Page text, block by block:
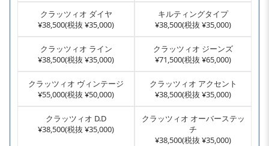
クラッツィオ ダイヤ
¥38,500(税抜 ¥35,000)
キルティングタイプ
¥38,500(税抜 ¥35,000)
クラッツィオ ライン
¥38,500(税抜 ¥35,000)
クラッツィオ ジーンズ
¥71,500(税抜 ¥65,000)
クラッツィオ ヴィンテージ
¥55,000(税抜 ¥50,000)
クラッツィオ アクセント
¥38,500(税抜 ¥35,000)
クラッツィオ D.D
¥38,500(税抜 ¥35,000)
クラッツィオ オーバーステッ
チ
¥38,500(税抜 ¥35,000)